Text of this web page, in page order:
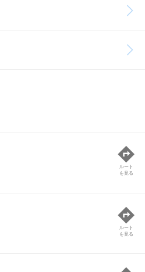
ルート
を見る
ルート
を見る